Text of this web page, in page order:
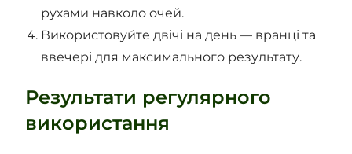
рухами навколо очей.
Використовуйте двічі на день — вранці та
ввечері для максимального результату.
Результати регулярного
використання